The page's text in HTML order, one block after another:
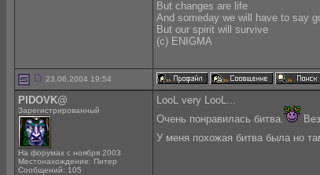
But changes are life
And someday we will have to say
But our spirit will survive
(с) ENIGMA
23.06.2004 19:54
PIDOVK@
Зарегистрированный
На форумах с ноября 2003
Местонахождение: Питер
Сообщений: 105
LooL very LooL...
Очень понравилась битва.
У меня похожая битва была но